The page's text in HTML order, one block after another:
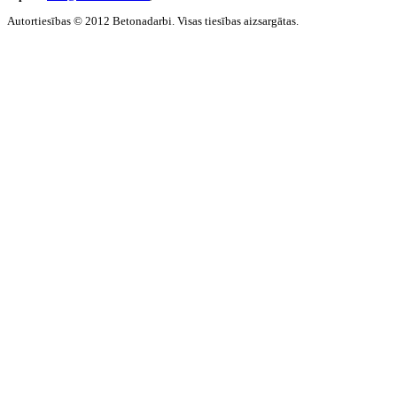
Autortiesības © 2012 Betonadarbi. Visas tiesības aizsargātas.